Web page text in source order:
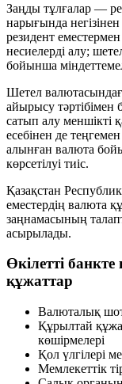
Заңды тұлғалар —
нарығында
резидент
несиелерді алу;
бойынша
Шетел
айырысу тәртібімен
сатып алу меншікті
есебінен де
алынған валюта
көрсетілуі тиіс.
Қазақстан
еместердің валюта
заңнамасының
асырылады.
Өкілетті
құжаттар
Валюталық
Құрылтай
көшірмелері
Қол үлгілері
Мемлекеттік